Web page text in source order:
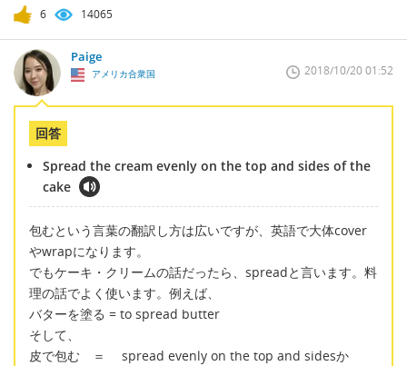
6 14065
Paige
アメリカ合衆国 2018/10/20 01:52
回答
Spread the cream evenly on the top and sides of the
cake
包むという言葉の翻訳し方は広いですが、英語で大体cover
やwrapになります。
でもケーキ・クリームの話だったら、spreadと言います。料
理の話でよく使います。例えば、
バターを塗る = to spread butter
そして、
皮で包む ＝ spread evenly on the top and sidesか